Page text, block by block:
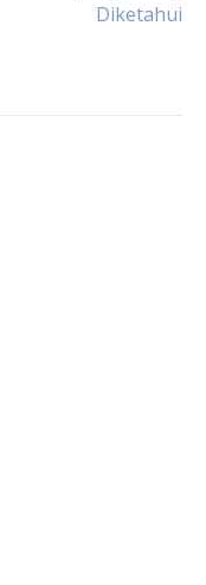
Diketahui